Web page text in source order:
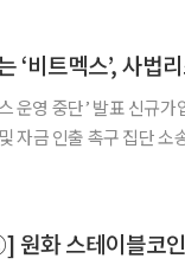
‘비트멕스’, 사법
영 중단’ 발표 신규가
자금 인출 촉구 집단 소